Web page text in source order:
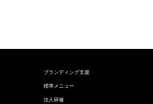
ブランディング支援
標準メニュー
法人研修